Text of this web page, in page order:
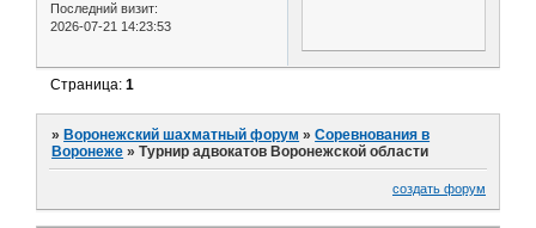
Последний визит:
2026-07-21 14:23:53
Страница:1
»Воронежский шахматный форум »Соревнования в
Воронеже »Турнир адвокатов Воронежской области
создать форум